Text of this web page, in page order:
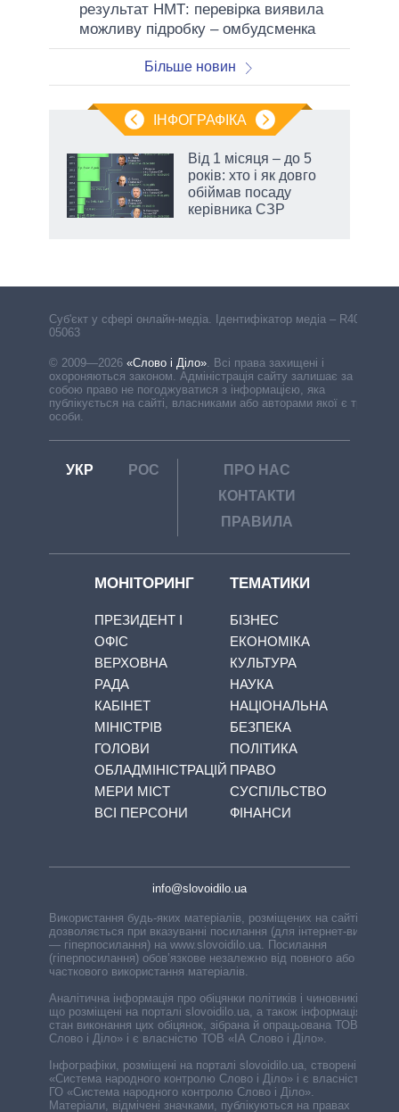
результат НМТ: перевірка виявила
можливу підробку – омбудсменка
Більше новин
ІНФОГРАФІКА
Від 1 місяця – до 5
років: хто і як довго
обіймав посаду
керівника СЗР
Cуб'єкт у сфері онлайн-медіа. Ідентифікатор медіа – R40-
05063
© 2009—2026 «Слово і Діло». Всі права захищені і
охороняються законом. Адміністрація сайту залишає за
собою право не погоджуватися з інформацією, яка
публікується на сайті, власниками або авторами якої є треті
особи.
УКР РОС
ПРО НАС
КОНТАКТИ
ПРАВИЛА
МОНІТОРИНГ
ПРЕЗИДЕНТ І
ОФІС
ВЕРХОВНА
РАДА
КАБІНЕТ
МІНІСТРІВ
ГОЛОВИ
ОБЛАДМІНІСТРАЦІЙ
МЕРИ МІСТ
ВСІ ПЕРСОНИ
ТЕМАТИКИ
БІЗНЕС
ЕКОНОМІКА
КУЛЬТУРА
НАУКА
НАЦІОНАЛЬНА
БЕЗПЕКА
ПОЛІТИКА
ПРАВО
СУСПІЛЬСТВО
ФІНАНСИ
info@slovoidilo.ua
Використання будь-яких матеріалів, розміщених на сайті,
дозволяється при вказуванні посилання (для інтернет-видань
— гіперпосилання) на www.slovoidilo.ua. Посилання
(гіперпосилання) обов’язкове незалежно від повного або
часткового використання матеріалів.
Аналітична інформація про обіцянки політиків і чиновників,
що розміщені на порталі slovoidilo.ua, а також інформація про
стан виконання цих обіцянок, зібрана й опрацьована ТОВ «ІА
Слово і Діло» і є власністю ТОВ «ІА Слово і Діло».
Інфографіки, розміщені на порталі slovoidilo.ua, створені ГО
«Система народного контролю Слово і Діло» і є власністю
ГО «Система народного контролю Слово і Діло».
Матеріали, відмічені значками, публікуються на правах